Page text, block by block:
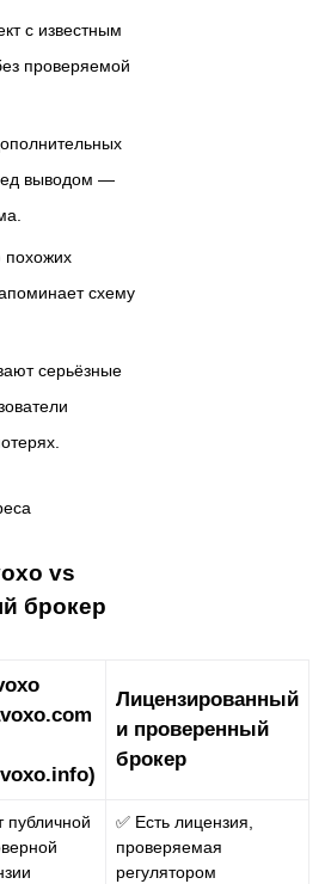
с известным
проверяемой
выводом —
похожих
схему
серьёзные
vs
брокер
Лицензированный
и проверенный
брокер
публичной
✅ Есть лицензия,
проверяемая
регулятором